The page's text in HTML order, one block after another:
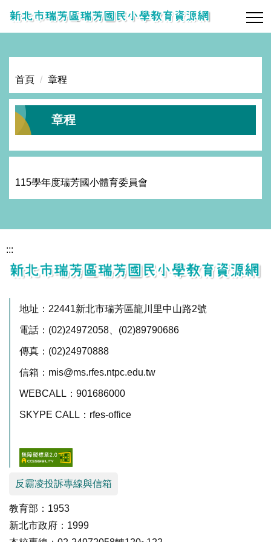
跳
到
區
首頁 章程
章程
115學年度瑞芳國小體育委員會
:::
地址：22441新北市瑞芳區龍川里中山路2號
電話：(02)24972058、(02)89790686
傳真：(02)24970888
信箱：mis@ms.rfes.ntpc.edu.tw
WEBCALL：901686000
SKYPE CALL： rfes-office
反霸凌投訴專線與信箱
教育部：1953
新北市政府：1999